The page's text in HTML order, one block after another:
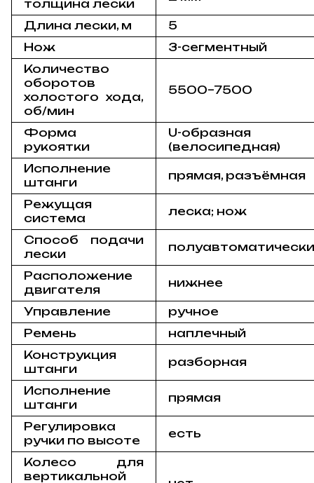
толщина лески
Длина лески, м
5
Нож
3-сегментный
Количество
оборотов
холостого хода,
об/мин
5500–7500
Форма
рукоятки
U-образная
(велосипедная)
Исполнение
штанги
прямая, разъёмная
Режущая
система
леска; нож
Способ подачи
лески
Расположение
двигателя
нижнее
Управление
ручное
Ремень
наплечный
Конструкция
штанги
разборная
Исполнение
штанги
прямая
Регулировка
ручки по высоте
есть
Колесо для
вертикальной